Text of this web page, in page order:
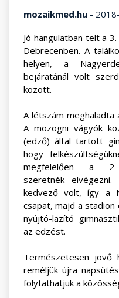
mozaikmed.hu -
Jó hangulatban telt a
Debrecenben. A
helyen, a
bejáratánál volt
között.
A létszám
A mozogni vágyók
(edző) által tartott
hogy
megfelelően a
szeretnék
kedvező volt, így a
csapat, majd a stadion
nyújtó-lazító
az edzést.
Természetesen jövő
reméljük újra
folytathatjuk a